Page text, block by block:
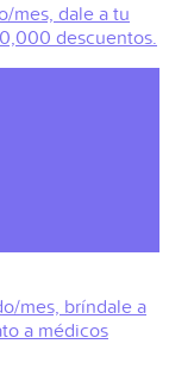
mes, dale a tu
descuentos.
mes, bríndale a
a médicos